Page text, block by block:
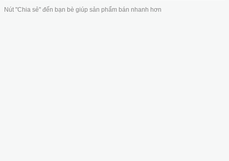
Nút "Chia sẻ" đến bạn bè giúp sản phẩm bán nhanh hơn